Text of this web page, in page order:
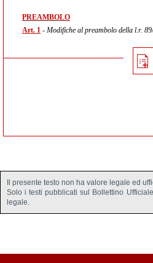
PREAMBOLO
Art. 1 - Modifiche al preambolo della l.r.
Il presente testo non ha valore legale ed
Solo i testi pubblicati sul Bollettino
legale.